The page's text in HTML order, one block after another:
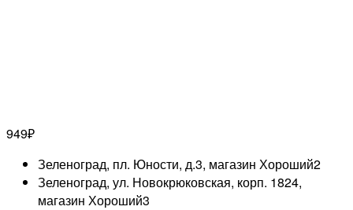
949₽
Зеленоград, пл. Юности, д.3, магазин Хороший2
Зеленоград, ул. Новокрюковская, корп. 1824,
магазин Хороший3